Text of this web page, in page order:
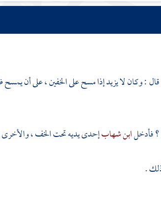
قال : وكان لا يزيد إذا مسح على الخفين ، على أن
فأدخلابن شهابإحدى يديه تحت الخف ، والأخرى
.